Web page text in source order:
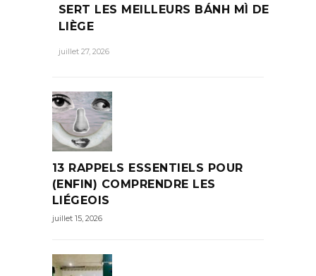
SERT LES MEILLEURS BÁNH MÌ DE
LIÈGE
juillet 27, 2026
13 RAPPELS ESSENTIELS POUR
(ENFIN) COMPRENDRE LES
LIÉGEOIS
juillet 15, 2026